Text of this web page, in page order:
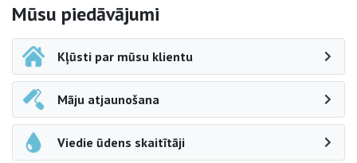
Sāna navigācija
Mūsu piedāvājumi
Kļūsti par mūsu klientu
Māju atjaunošana
Viedie ūdens skaitītāji